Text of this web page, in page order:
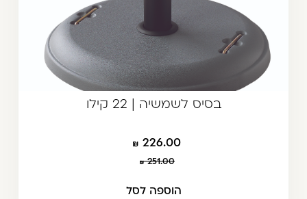
בסיס לשמשיה | 22 קילו
226.00
251.00
הוספה לסל